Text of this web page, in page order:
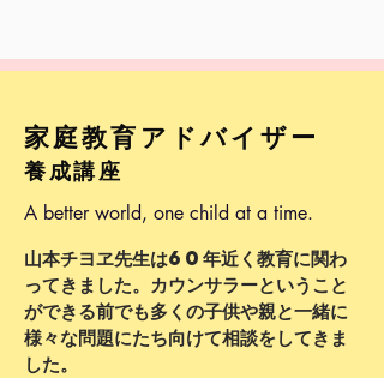
家庭教育アドバイザー
養成講座
A better world, one child at a time.
山本チヨヱ先生は60年近く教育に関わ
ってきました。カウンサラーということ
ができる前でも多くの子供や親と一緒に
様々な問題にたち向けて相談をしてきま
した。